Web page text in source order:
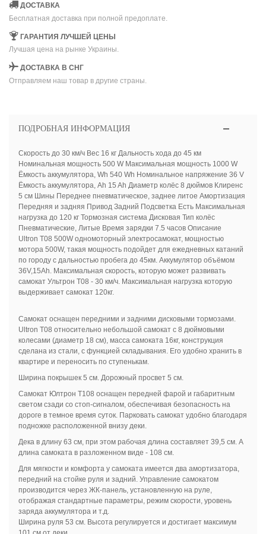
ДОСТАВКА
Бесплатная доставка при полной предоплате.
ГАРАНТИЯ ЛУЧШЕЙ ЦЕНЫ
Лучшая цена на рынке Украины.
ДОСТАВКА В СНГ
Отправляем наш товар в другие страны.
ПОДРОБНАЯ ИНФОРМАЦИЯ
Скорость до 30 км/ч Вес 16 кг Дальность хода до 45 км
Номинальная мощность 500 W Максимальная мощность 1000 W
Ёмкость аккумулятора, Wh 540 Wh Номинальное напряжение 36 V
Ёмкость аккумулятора, Ah 15 Ah Диаметр колёс 8 дюймов Клиренс
5 см Шины Переднее пневматическое, заднее литое Амортизация
Передняя и задняя Привод Задний Подсветка Есть Максимальная
нагрузка до 120 кг Тормозная система Дисковая Тип колёс
Пневматические, Литые Время зарядки 7.5 часов Описание
Ultron T08 500W одномоторный электросамокат, мощностью
мотора 500W, такая мощность подойдет для ежедневных катаний
по городу с дальностью пробега до 45км. Аккумулятор объёмом
36V,15Ah. Максимальная скорость, которую может развивать
самокат Ультрон Т08 - 30 км/ч. Максимальная нагрузка которую
выдерживает самокат 120кг.
Самокат оснащен передними и задними дисковыми тормозами.
Ultron T08 относительно небольшой самокат с 8 дюймовыми
колесами (диаметр 18 см), масса самоката 16кг, конструкция
сделана из стали, с функцией складывания. Его удобно хранить в
квартире и переносить по ступенькам.
Ширина покрышек 5 см. Дорожный просвет 5 см.
Самокат Юлтрон Т108 оснащен передней фарой и габаритным
светом сзади со стоп-сигналом, обеспечивая безопасность на
дороге в темное время суток. Парковать самокат удобно благодаря
подножке расположенной внизу деки.
Дека в длину 63 см, при этом рабочая длина составляет 39,5 см. А
длина самоката в разложенном виде - 108 см.
Для мягкости и комфорта у самоката имеется два амортизатора,
передний на стойке руля и задний. Управление самокатом
производится через ЖК-панель, установленную на руле,
отображая стандартные параметры, режим скорости, уровень
заряда аккумулятора и т.д.
Ширина руля 53 см. Высота регулируется и достигает максимум